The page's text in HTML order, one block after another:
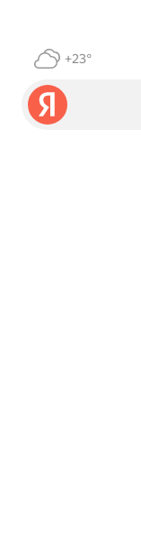
+23°